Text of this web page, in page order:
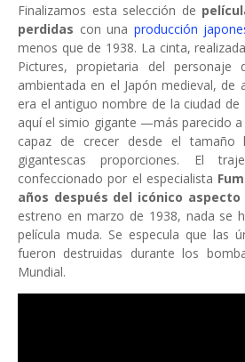
Finalizamos esta selección de
perdidas con una producción
menos que de 1938. La cinta,
Pictures, propietaria del personaje
ambientada en el Japón medieval, de
era el antiguo nombre de la ciudad
aquí el simio gigante —más parecido
capaz de crecer desde el
gigantescas proporciones. El
confeccionado por el especialista
años después del icónico aspecto
estreno en marzo de 1938, nada se
película muda. Se especula que las
fueron destruidas durante los
Mundial.